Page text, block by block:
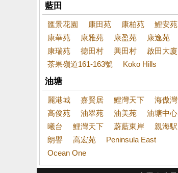
藍田
匯景花園 康田苑 康柏苑
鯉安苑
康華苑
康雅苑 康盈苑
康逸苑
康瑞苑
德田村 興田村
啟田大廈
茶果嶺道161-163號
Koko Hills
油塘
麗港城 嘉賢居 鯉灣天下
海傲灣
高俊苑
油翠苑 油美苑
油塘中心
曦台
鯉灣天下 蔚藍東岸
親海駅
朗譽
高宏苑
Peninsula East
Ocean One